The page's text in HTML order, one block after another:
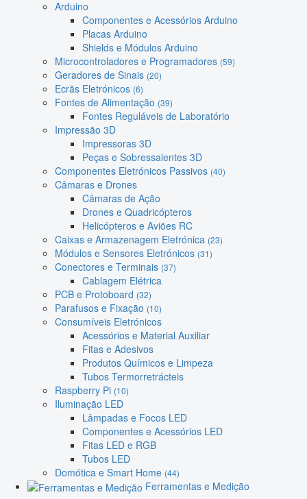
Arduino
Componentes e Acessórios Arduino
Placas Arduino
Shields e Módulos Arduino
Microcontroladores e Programadores (59)
Geradores de Sinais (20)
Ecrãs Eletrónicos (6)
Fontes de Alimentação (39)
Fontes Reguláveis de Laboratório
Impressão 3D
Impressoras 3D
Peças e Sobressalentes 3D
Componentes Eletrónicos Passivos (40)
Câmaras e Drones
Câmaras de Ação
Drones e Quadricópteros
Helicópteros e Aviões RC
Caixas e Armazenagem Eletrónica (23)
Módulos e Sensores Eletrónicos (31)
Conectores e Terminais (37)
Cablagem Elétrica
PCB e Protoboard (32)
Parafusos e Fixação (10)
Consumíveis Eletrónicos
Acessórios e Material Auxiliar
Fitas e Adesivos
Produtos Químicos e Limpeza
Tubos Termorretrácteis
Raspberry Pi (10)
Iluminação LED
Lâmpadas e Focos LED
Componentes e Acessórios LED
Fitas LED e RGB
Tubos LED
Domótica e Smart Home (44)
Ferramentas e Medição